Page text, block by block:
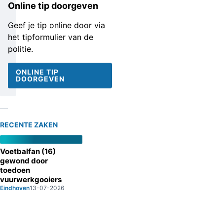
Online tip doorgeven
Geef je tip online door via
het tipformulier van de
politie.
ONLINE TIP
DOORGEVEN
RECENTE ZAKEN
Voetbalfan (16)
gewond door
toedoen
vuurwerkgooiers
Eindhoven13-07-2026